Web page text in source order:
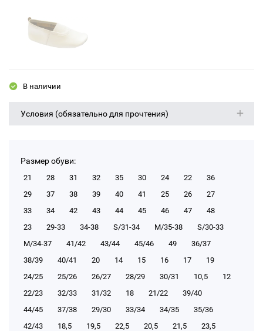
В наличии
Условия (обязательно для прочтения)
Размер обуви:
21 28 31 32 35 30 24 22
36
29
37 38 39 40 41 25 26
27
33
34 42 43 44 45 46 47
48
23
29-33 34-38 S/31-34 М/35-38
S/30-33
М/34-37
41/42 43/44 45/46 49
36/37
38/39
40/41 20 14 15 16 17
19
24/25
25/26 26/27 28/29 30/31 10,5
12
22/23
32/33 31/32 18 21/22
39/40
44/45
37/38 29/30 33/34 34/35
35/36
42/43
18,5 19,5 22,5 20,5 21,5
23,5